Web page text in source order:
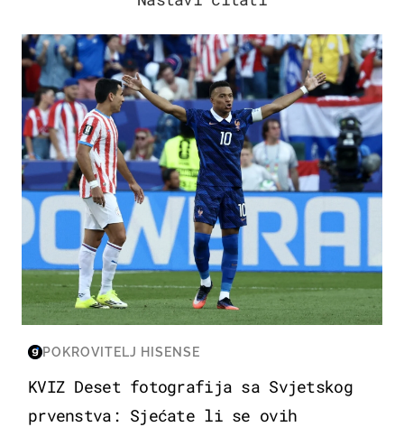
SVJETSKO PRVENSTVO 2026
POKROVITELJ HISENSE
KVIZ Deset fotografija sa Svjetskog
prvenstva: Sjećate li se ovih